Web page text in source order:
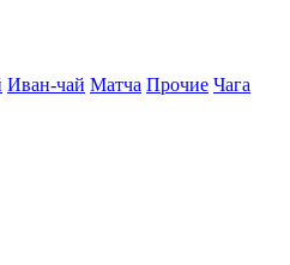
Иван-чай Матча Прочие Чага